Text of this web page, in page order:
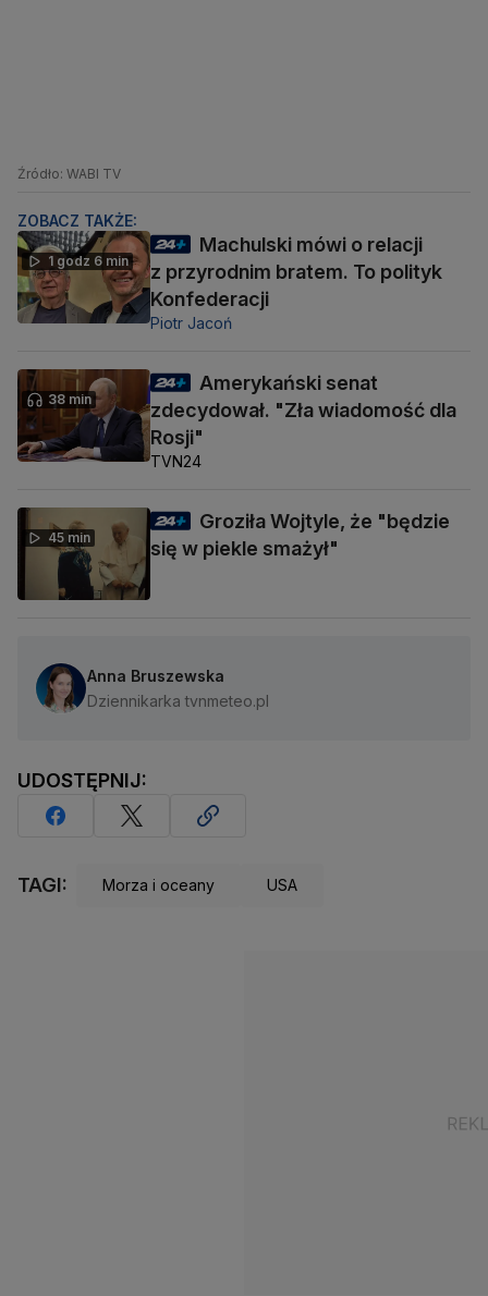
Źródło: WABI TV
ZOBACZ TAKŻE:
1 godz 6 min
Machulski mówi o relacji
z przyrodnim bratem. To polityk
Konfederacji
Piotr Jacoń
38 min
Amerykański senat
zdecydował. "Zła wiadomość dla
Rosji"
TVN24
45 min
Groziła Wojtyle, że "będzie
się w piekle smażył"
Anna Bruszewska
Dziennikarka tvnmeteo.pl
UDOSTĘPNIJ:
TAGI: Morza i oceany USA